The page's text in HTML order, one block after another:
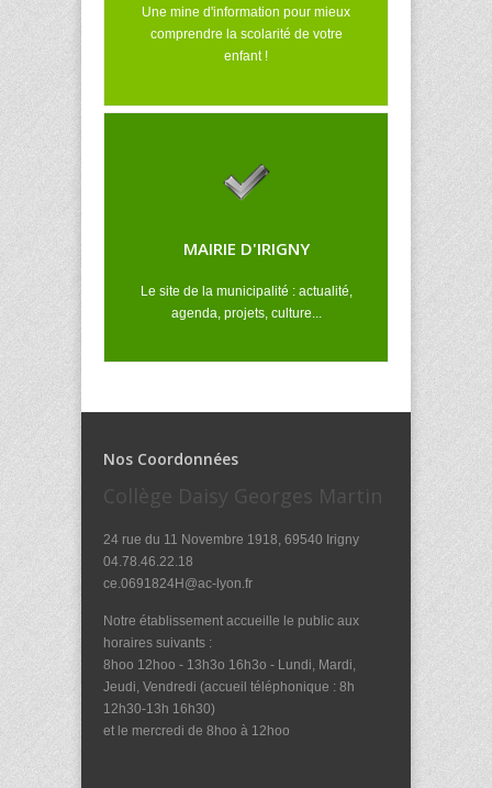
Une mine d'information pour mieux
comprendre la scolarité de votre
enfant !
MAIRIE D'IRIGNY
Le site de la municipalité : actualité,
agenda, projets, culture...
Nos Coordonnées
Collège Daisy Georges Martin
24 rue du 11 Novembre 1918, 69540 Irigny
04.78.46.22.18
ce.0691824H@ac-lyon.fr
Notre établissement accueille le public aux
horaires suivants :
8hoo 12hoo - 13h3o 16h3o - Lundi, Mardi,
Jeudi, Vendredi (accueil téléphonique : 8h
12h30-13h 16h30)
et le mercredi de 8hoo à 12hoo